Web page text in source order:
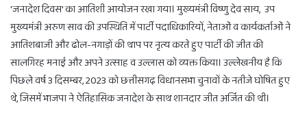
'जनादेश दिवस' का आतिशी आयोजन रखा गया। मुख्यमंत्री विष्णु देव साय, उप
मुख्यमंत्री अरुण साव की उपस्थिति में पार्टी पदाधिकारियों, नेताओं व कार्यकर्ताओं ने
आतिशबाजी और ढोल-नगाड़ों की थाप पर नृत्य करते हुए पार्टी की जीत की
सालगिरह मनाई और अपने उत्साह व उल्लास को व्यक्त किया। उल्लेखनीय है कि
पिछले वर्ष 3 दिसम्बर, 2023 को छत्तीसगढ़ विधानसभा चुनावों के नतीजे घोषित हुए
थे, जिसमें भाजपा ने ऐतिहासिक जनादेश के साथ शानदार जीत अर्जित की थी।